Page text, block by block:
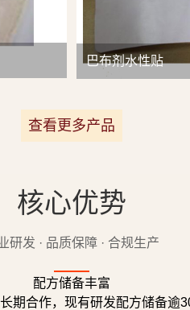
巴布剂水性贴
查看更多产品
核心优势
研发 · 品质保障 · 合规生产
配方储备丰富
期合作，现有研发配方储备逾